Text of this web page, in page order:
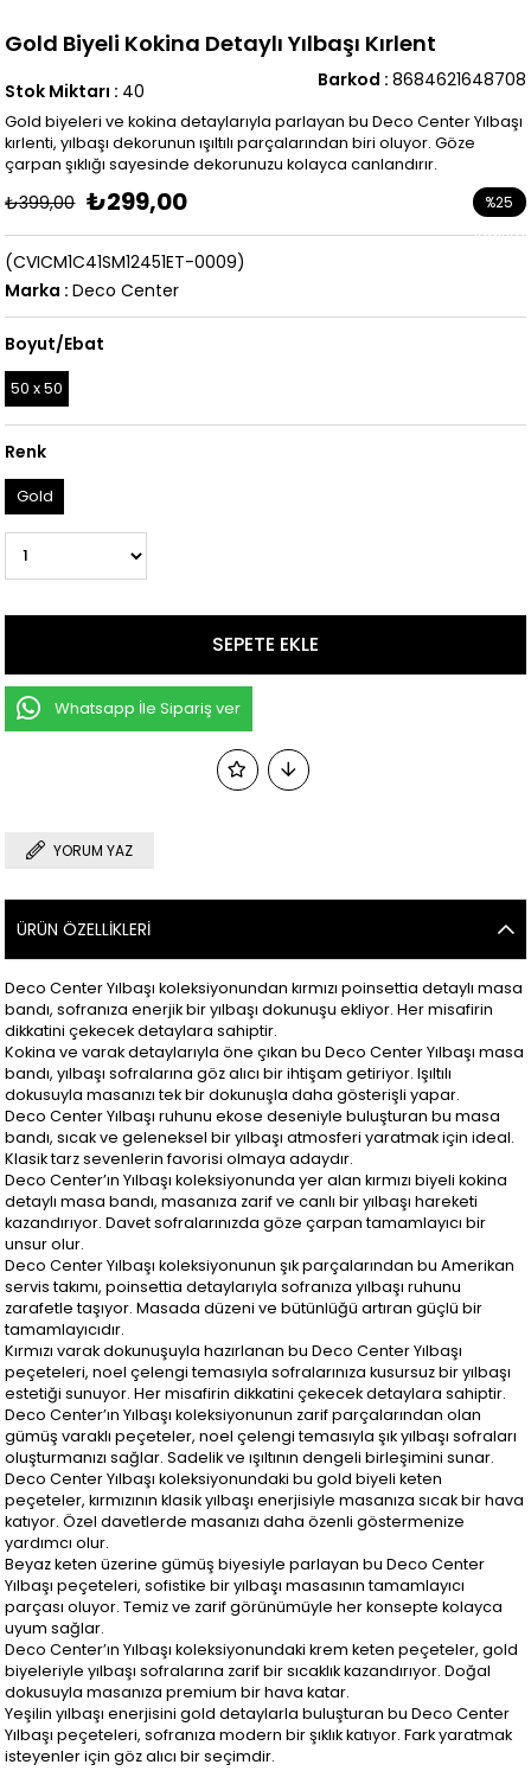
Gold Biyeli Kokina Detaylı Yılbaşı Kırlent
Barkod : 8684621648708
Stok Miktarı : 40
Gold biyeleri ve kokina detaylarıyla parlayan bu Deco Center Yılbaşı
kırlenti, yılbaşı dekorunun ışıltılı parçalarından biri oluyor. Göze
çarpan şıklığı sayesinde dekorunuzu kolayca canlandırır.
₺399,00 ₺299,00 %25
İndirim
(CVICM1C41SM12451ET-0009)
Marka : Deco Center
Boyut/Ebat
50 x 50
Renk
Gold
Whatsapp İle Sipariş ver
YORUM YAZ
ÜRÜN ÖZELLIKLERI
Deco Center Yılbaşı koleksiyonundan kırmızı poinsettia detaylı masa
bandı, sofranıza enerjik bir yılbaşı dokunuşu ekliyor. Her misafirin
dikkatini çekecek detaylara sahiptir.
Kokina ve varak detaylarıyla öne çıkan bu Deco Center Yılbaşı masa
bandı, yılbaşı sofralarına göz alıcı bir ihtişam getiriyor. Işıltılı
dokusuyla masanızı tek bir dokunuşla daha gösterişli yapar.
Deco Center Yılbaşı ruhunu ekose deseniyle buluşturan bu masa
bandı, sıcak ve geleneksel bir yılbaşı atmosferi yaratmak için ideal.
Klasik tarz sevenlerin favorisi olmaya adaydır.
Deco Center’ın Yılbaşı koleksiyonunda yer alan kırmızı biyeli kokina
detaylı masa bandı, masanıza zarif ve canlı bir yılbaşı hareketi
kazandırıyor. Davet sofralarınızda göze çarpan tamamlayıcı bir
unsur olur.
Deco Center Yılbaşı koleksiyonunun şık parçalarından bu Amerikan
servis takımı, poinsettia detaylarıyla sofranıza yılbaşı ruhunu
zarafetle taşıyor. Masada düzeni ve bütünlüğü artıran güçlü bir
tamamlayıcıdır.
Kırmızı varak dokunuşuyla hazırlanan bu Deco Center Yılbaşı
peçeteleri, noel çelengi temasıyla sofralarınıza kusursuz bir yılbaşı
estetiği sunuyor. Her misafirin dikkatini çekecek detaylara sahiptir.
Deco Center’ın Yılbaşı koleksiyonunun zarif parçalarından olan
gümüş varaklı peçeteler, noel çelengi temasıyla şık yılbaşı sofraları
oluşturmanızı sağlar. Sadelik ve ışıltının dengeli birleşimini sunar.
Deco Center Yılbaşı koleksiyonundaki bu gold biyeli keten
peçeteler, kırmızının klasik yılbaşı enerjisiyle masanıza sıcak bir hava
katıyor. Özel davetlerde masanızı daha özenli göstermenize
yardımcı olur.
Beyaz keten üzerine gümüş biyesiyle parlayan bu Deco Center
Yılbaşı peçeteleri, sofistike bir yılbaşı masasının tamamlayıcı
parçası oluyor. Temiz ve zarif görünümüyle her konsepte kolayca
uyum sağlar.
Deco Center’ın Yılbaşı koleksiyonundaki krem keten peçeteler, gold
biyeleriyle yılbaşı sofralarına zarif bir sıcaklık kazandırıyor. Doğal
dokusuyla masanıza premium bir hava katar.
Yeşilin yılbaşı enerjisini gold detaylarla buluşturan bu Deco Center
Yılbaşı peçeteleri, sofranıza modern bir şıklık katıyor. Fark yaratmak
isteyenler için göz alıcı bir seçimdir.